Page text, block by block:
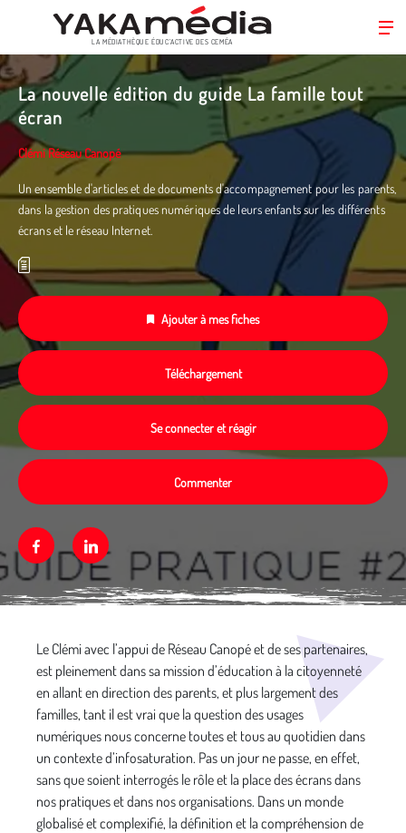
Aller
au
contenu
principal
LA MÉDIATHÈQUE ÉDUC’ACTIVE DES CEMÉA
La nouvelle édition du guide La famille tout
écran
Clémi Réseau Canopé
Un ensemble d'articles et de documents d'accompagnement pour les parents,
dans la gestion des pratiques numériques de leurs enfants sur les différents
écrans et le réseau Internet.
Ajouter à mes fiches
Téléchargement
Se connecter et réagir
Commenter
FacebookLinkedin
Le Clémi avec l’appui de Réseau Canopé et de ses partenaires,
est pleinement dans sa mission d’éducation à la citoyenneté
en allant en direction des parents, et plus largement des
familles, tant il est vrai que la question des usages
numériques nous concerne toutes et tous au quotidien dans
un contexte d’infosaturation. Pas un jour ne passe, en effet,
sans que soient interrogés le rôle et la place des écrans dans
nos pratiques et dans nos organisations. Dans un monde
globalisé et complexifié, la définition et la compréhension de